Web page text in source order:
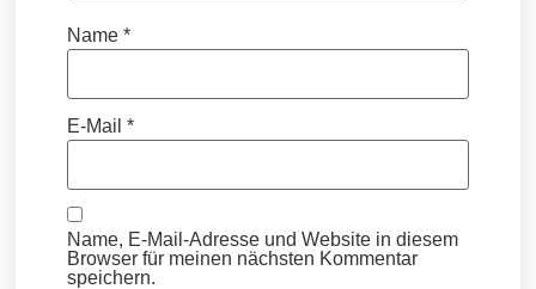
Name*
E-Mail*
Name, E-Mail-Adresse und Website in diesem
Browser für meinen nächsten Kommentar
speichern.